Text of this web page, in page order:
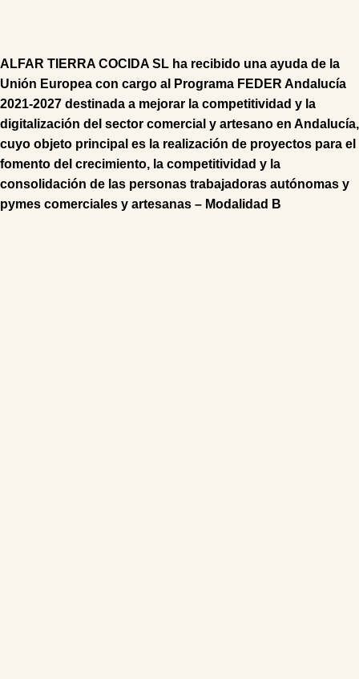
ALFAR TIERRA COCIDA SL ha recibido una ayuda de la
Unión Europea con cargo al Programa FEDER Andalucía
2021-2027 destinada a mejorar la competitividad y la
digitalización del sector comercial y artesano en Andalucía,
cuyo objeto principal es la realización de proyectos para el
fomento del crecimiento, la competitividad y la
consolidación de las personas trabajadoras autónomas y
pymes comerciales y artesanas – Modalidad B